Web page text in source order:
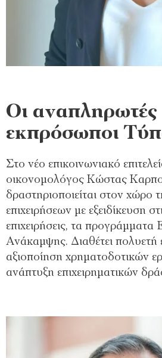
Οι αναπληρωτές
εκπρόσωποι
Στο νέο επικοινωνιακό
οικονομολόγος Κώστας
δραστηριοποιείται στον χώρο
επιχειρήσεων με εξειδίκευση
επιχειρήσεις, τα
Ανάκαμψης. Διαθέτει πολυετή
αξιοποίηση χρηματοδοτικών
ανάπτυξη επιχειρηματικών